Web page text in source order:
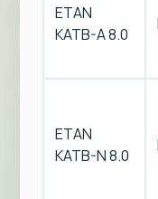
ETAN
KATB-A 8.0
ETAN
KATB-N 8.0